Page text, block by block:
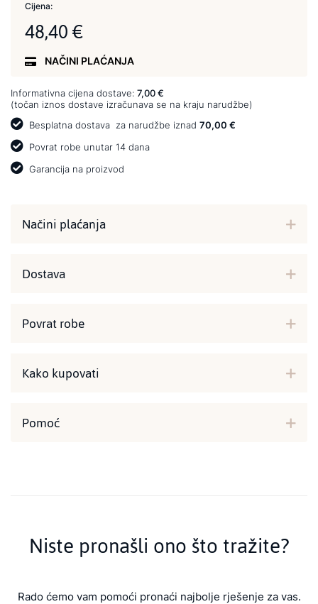
Cijena:
48,40 €
NAČINI PLAĆANJA
Informativna cijena dostave: 7,00 €
(točan iznos dostave izračunava se na kraju narudžbe)
Besplatna dostava za narudžbe iznad 70,00 €
Povrat robe unutar 14 dana
Garancija na proizvod
Načini plaćanja
Dostava
Povrat robe
Kako kupovati
Pomoć
Niste pronašli ono što tražite?
Rado ćemo vam pomoći pronaći najbolje rješenje za vas.